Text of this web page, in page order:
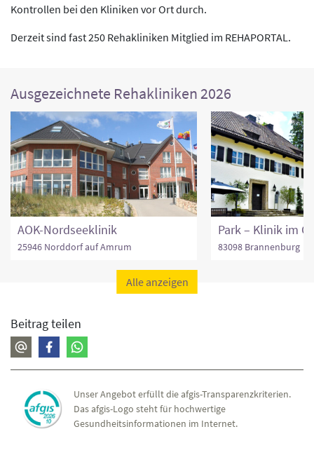
Kontrollen bei den Kliniken vor Ort durch.
Derzeit sind fast 250 Rehakliniken Mitglied im REHAPORTAL.
Ausgezeichnete Rehakliniken 2026
AOK-Nordseeklinik
25946 Norddorf auf Amrum 83098 Brannenburg
Alle anzeigen
Beitrag teilen
Unser Angebot erfüllt die afgis-Transparenzkriterien.
Das afgis-Logo steht für hochwertige
Gesundheitsinformationen im Internet.